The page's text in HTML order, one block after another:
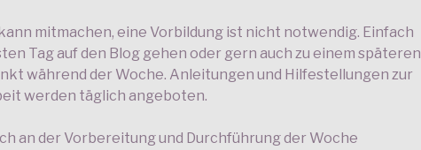
mitmachen, eine Vorbildung ist nicht notwendig. Einfach
Tag auf den Blog gehen oder gern auch zu einem späteren
während der Woche. Anleitungen und Hilfestellungen zur
werden täglich angeboten.
an der Vorbereitung und Durchführung der Woche